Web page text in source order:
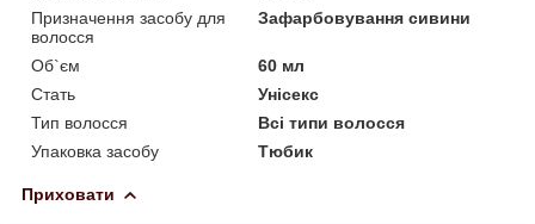
Призначення засобу для
волосся
Зафарбовування сивини
Об`єм
60 мл
Стать
Унісекс
Тип волосся
Всі типи волосся
Упаковка засобу
Тюбик
Приховати